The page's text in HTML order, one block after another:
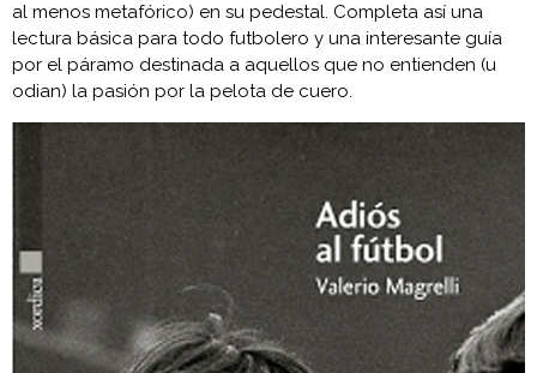
al menos metafórico) en su pedestal. Completa así una
lectura básica para todo futbolero y una interesante guía
por el páramo destinada a aquellos que no entienden (u
odian) la pasión por la pelota de cuero.